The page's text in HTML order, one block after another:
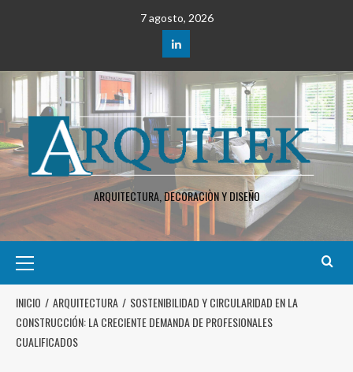
7 agosto, 2026
ARQUITECTURA, DECORACIÒN Y DISEÑO
INICIO ARQUITECTURA
SOSTENIBILIDAD Y CIRCULARIDAD EN LA
CONSTRUCCIÓN: LA CRECIENTE DEMANDA DE PROFESIONALES
CUALIFICADOS